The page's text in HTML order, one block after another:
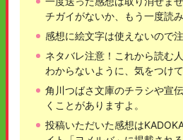
チガイがないか、もう一度読み
感想に絵文字は使えないので注
ネタバレ注意！これから読む
わからないように、気をつけて
角川つばさ文庫のチラシや宣
くことがありますよ。
投稿いただいた感想は